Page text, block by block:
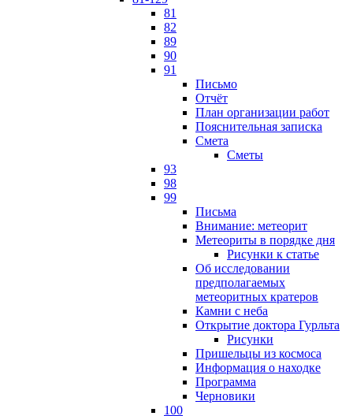
81
82
89
90
91
Письмо
Отчёт
План организации работ
Пояснительная записка
Смета
Сметы
93
98
99
Письма
Внимание: метеорит
Метеориты в порядке дня
Рисунки к статье
Об исследовании
предполагаемых
метеоритных кратеров
Камни с неба
Открытие доктора Гурльта
Рисунки
Пришельцы из космоса
Информация о находке
Программа
Черновики
100